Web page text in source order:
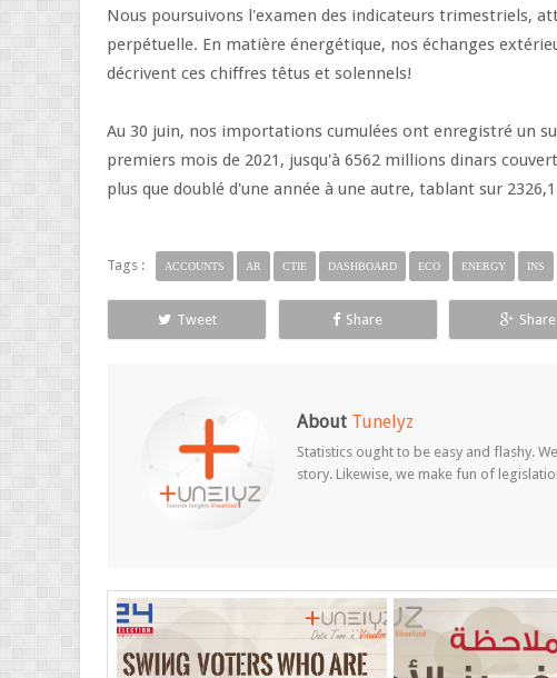
Nous poursuivons l'examen des indicateurs trimestriels,
perpétuelle. En matière énergétique, nos échanges
décrivent ces chiffres têtus et solennels!
Au 30 juin, nos importations cumulées ont enregistré un
premiers mois de 2021, jusqu'à 6562 millions dinars
plus que doublé d'une année à une autre, tablant sur
Tags : ACCOUNTS AR CTIE DASHBOARD ECO ENERGY INS
Tweet Share Share
About Tunelyz
Statistics ought to be easy and flashy.
story. Likewise, we make fun of